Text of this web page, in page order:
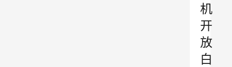
机
开
放
白